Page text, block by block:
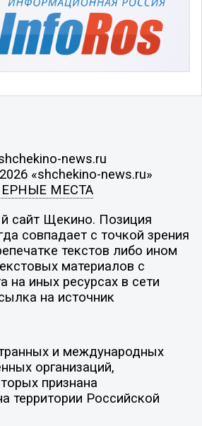
news.ru
«shchekino-news.ru»
МЕСТА
сайт Щекино. Позиция
совпадает с точкой зрения
текстов либо ином
материалов с
на иных ресурсах в сети
на источник
и международных
организаций,
признана
территории Российской